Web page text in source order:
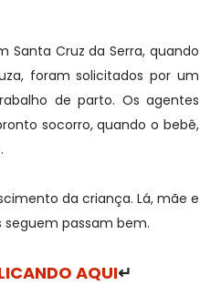
Cruz da Serra, quando
foram solicitados por um
de parto. Os agentes
socorro, quando o bebê,
da criança. Lá, mãe e
passam bem.
AQUI↵